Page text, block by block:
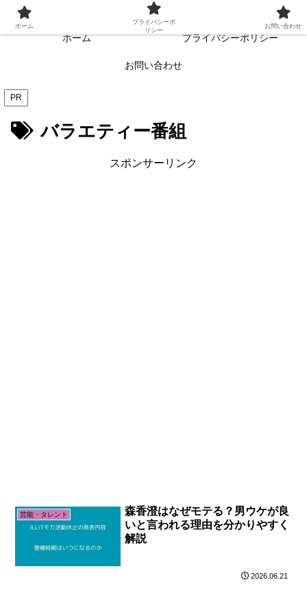
常に読者目線・読者ファーストを目指す!!
ホーム プライバシーポリシー
お問い合わせ
PR
バラエティー番組
スポンサーリンク
芸能・タレント
森香澄はなぜモテる？男ウケが良
いと言われる理由を分かりやすく
解説
2026.06.21
ホーム
プライバシーポ
リシー
お問い合わせ